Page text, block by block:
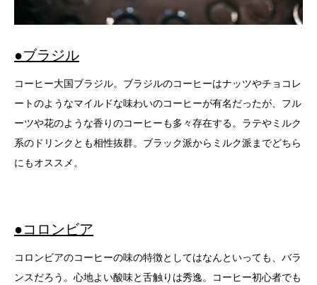
●ブラジル
コーヒー大国ブラジル。ブラジルのコーヒーはナッツやチョコレ
ートのようなマイルドな味わいのコーヒーが有名だったが、フル
ーツや花のような香りのコーヒーも多々存在する。ラテやミルク
系のドリンクとも相性抜群。ブラック派からミルク派までどちら
にもオススメ。
●コロンビア
コロンビアのコーヒーの味の特徴としてはなんといっても、バラ
ンスだろう。心地よい酸味と舌触りは秀逸。コーヒー初心者でも